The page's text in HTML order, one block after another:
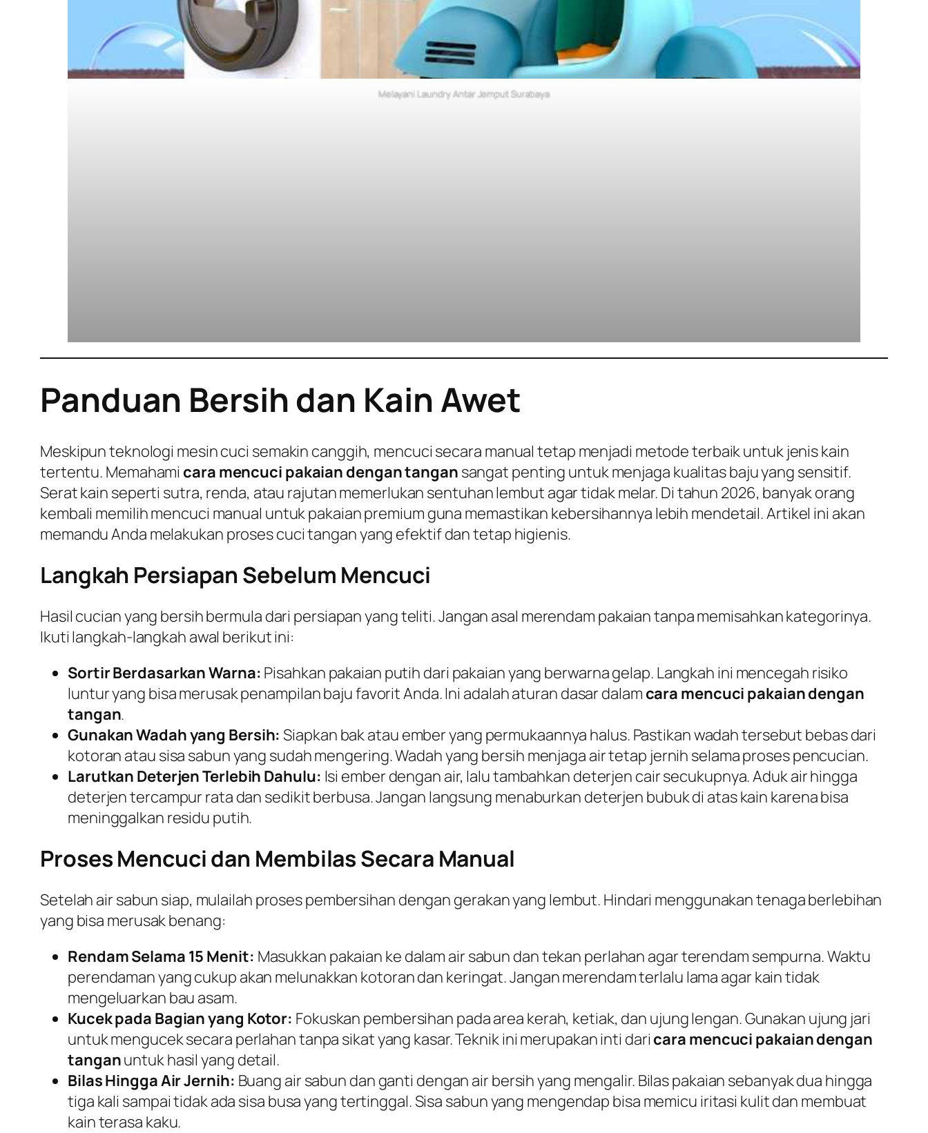
Melayani Laundry Antar Jemput Surabaya
Panduan Bersih dan Kain Awet
Meskipun teknologi mesin cuci semakin canggih, mencuci secara manual tetap menjadi metode terbaik untuk jenis kain
tertentu. Memahami cara mencuci pakaian dengan tangan sangat penting untuk menjaga kualitas baju yang sensitif.
Serat kain seperti sutra, renda, atau rajutan memerlukan sentuhan lembut agar tidak melar. Di tahun 2026, banyak orang
kembali memilih mencuci manual untuk pakaian premium guna memastikan kebersihannya lebih mendetail. Artikel ini akan
memandu Anda melakukan proses cuci tangan yang efektif dan tetap higienis.
Langkah Persiapan Sebelum Mencuci
Hasil cucian yang bersih bermula dari persiapan yang teliti. Jangan asal merendam pakaian tanpa memisahkan kategorinya.
Ikuti langkah-langkah awal berikut ini:
Sortir Berdasarkan Warna: Pisahkan pakaian putih dari pakaian yang berwarna gelap. Langkah ini mencegah risiko
luntur yang bisa merusak penampilan baju favorit Anda. Ini adalah aturan dasar dalam cara mencuci pakaian dengan
tangan.
Gunakan Wadah yang Bersih: Siapkan bak atau ember yang permukaannya halus. Pastikan wadah tersebut bebas dari
kotoran atau sisa sabun yang sudah mengering. Wadah yang bersih menjaga air tetap jernih selama proses pencucian.
Larutkan Deterjen Terlebih Dahulu: Isi ember dengan air, lalu tambahkan deterjen cair secukupnya. Aduk air hingga
deterjen tercampur rata dan sedikit berbusa. Jangan langsung menaburkan deterjen bubuk di atas kain karena bisa
meninggalkan residu putih.
Proses Mencuci dan Membilas Secara Manual
Setelah air sabun siap, mulailah proses pembersihan dengan gerakan yang lembut. Hindari menggunakan tenaga berlebihan
yang bisa merusak benang:
Rendam Selama 15 Menit: Masukkan pakaian ke dalam air sabun dan tekan perlahan agar terendam sempurna. Waktu
perendaman yang cukup akan melunakkan kotoran dan keringat. Jangan merendam terlalu lama agar kain tidak
mengeluarkan bau asam.
Kucek pada Bagian yang Kotor: Fokuskan pembersihan pada area kerah, ketiak, dan ujung lengan. Gunakan ujung jari
untuk mengucek secara perlahan tanpa sikat yang kasar. Teknik ini merupakan inti dari cara mencuci pakaian dengan
tanganuntuk hasil yang detail.
Bilas Hingga Air Jernih: Buang air sabun dan ganti dengan air bersih yang mengalir. Bilas pakaian sebanyak dua hingga
tiga kali sampai tidak ada sisa busa yang tertinggal. Sisa sabun yang mengendap bisa memicu iritasi kulit dan membuat
kain terasa kaku.